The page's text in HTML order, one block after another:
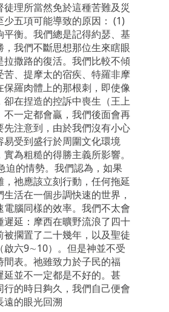
理所當然免於這種苦難及災
五項可能導致的原因： (1)
衡。我們總是記得約瑟、基
我們不斷思想那位生來瞎眼
撒路的復活。我們比較不傾
苦、提摩太的宿疾、特羅非摩
保羅肉體上的那根刺，即使像
在捏造的控訴中喪生（王上
不一定都會贏，我們後面會再
先注意到，由於我們沒有小心
易受到盛行於周圍文化環境
為粗糙的得勝主義所影響。
迫的情勢。我們認為，如果
祂應該立刻行動，任何拖延
活在一個步調快速的世界，
腦同樣的效率。我們不太會
遲延：摩西在曠野流浪了四十
擱置了二十幾年，以及聖徒
啟六9∼10）。但是神並不受
間表。祂雖致力於子民的福
延並不一定都是不好的。甚
行的時日夠久，我們自己便會
遠的眼光回溯